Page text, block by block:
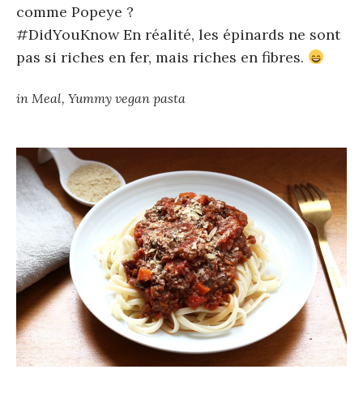
comme Popeye ?
#DidYouKnow En réalité, les épinards ne sont
pas si riches en fer, mais riches en fibres.
in Meal, Yummy vegan pasta